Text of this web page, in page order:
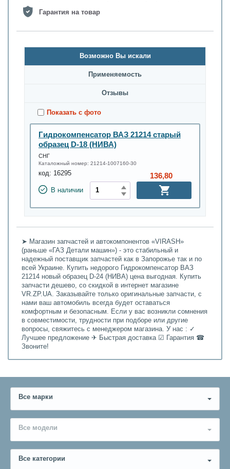
Гарантия на товар
Возможно Вы искали
Применяемость
Oтзывы
Показать с фото
Гидрокомпенсатор ВАЗ 21214 старый
образец D-18 (НИВА)
СНГ
Каталожный номер: 21214-1007160-30
код: 16295
В наличии
136,80
➤ Магазин запчастей и автокомпонентов «VIRASH»
(раньше «ГАЗ Детали машин») - это стабильный и
надежный поставщик запчастей как в Запорожье так и по
всей Украине. Купить недорого Гидрокомпенсатор ВАЗ
21214 новый образец D-24 (НИВА) цена выгодная. Купить
запчасти дешево, со скидкой в интернет магазине
VR.ZP.UA. Заказывайте только оригинальные запчасти, с
нами ваш автомобиль всегда будет оставаться
комфортным и безопасным. Если у вас возникли сомнения
в совместимости, трудности при подборе или другие
вопросы, свяжитесь с менеджером магазина. У нас : ✓
Лучшее предложение ✈ Быстрая доставка ☑ Гарантия ☎
Звоните!
Все марки
Все модели
Все категории